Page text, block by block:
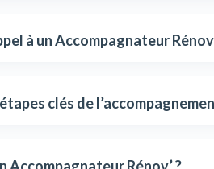
à un Accompagnateur
clés de